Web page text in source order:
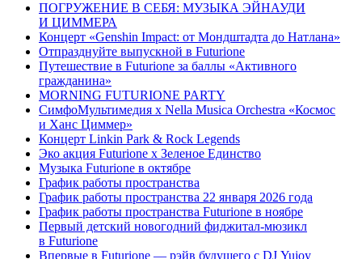
ПОГРУЖЕНИЕ В СЕБЯ: МУЗЫКА ЭЙНАУДИ
И ЦИММЕРА
Концерт «Genshin Impact: от Мондштадта до Натлана»
Отпразднуйте выпускной в Futurione
Путешествие в Futurione за баллы «Активного
гражданина»
MORNING FUTURIONE PARTY
СимфоМультимедия x Nella Musica Orchestra «Космос
и Ханс Циммер»
Концерт Linkin Park & Rock Legends
Эко акция Futurione х Зеленое Единство
Музыка Futurione в октябре
График работы пространства
График работы пространства 22 января 2026 года
График работы пространства Futurione в ноябре
Первый детский новогодний фиджитал-мюзикл
в Futurione
Впервые в Futurione — рэйв будущего с DJ Yujoy